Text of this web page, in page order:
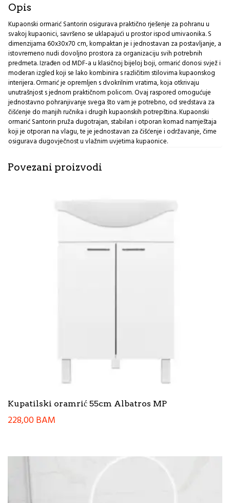
Opis
Kupaonski ormarić Santorin osigurava praktično rješenje za pohranu u
svakoj kupaonici, savršeno se uklapajući u prostor ispod umivaonika. S
dimenzijama 60x30x70 cm, kompaktan je i jednostavan za postavljanje, a
istovremeno nudi dovoljno prostora za organizaciju svih potrebnih
predmeta. Izrađen od MDF-a u klasičnoj bijeloj boji, ormarić donosi svjež i
moderan izgled koji se lako kombinira s različitim stilovima kupaonskog
interijera. Ormarić je opremljen s dvokrilnim vratima, koja otkrivaju
unutrašnjost s jednom praktičnom policom. Ovaj raspored omogućuje
jednostavno pohranjivanje svega što vam je potrebno, od sredstava za
čišćenje do manjih ručnika i drugih kupaonskih potrepština. Kupaonski
ormarić Santorin pruža dugotrajan, stabilan i otporan komad namještaja
koji je otporan na vlagu, te je jednostavan za čišćenje i održavanje, čime
osigurava dugovječnost u vlažnim uvjetima kupaonice.
Povezani proizvodi
Kupatilski oramrić 55cm Albatros MP
228,00BAM